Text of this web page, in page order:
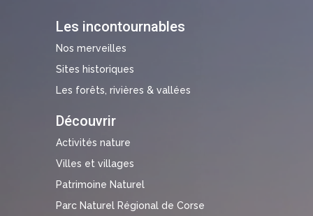
Les incontournables
Nos merveilles
Sites historiques
Les forêts, rivières & vallées
Découvrir
Activités nature
Villes et villages
Patrimoine Naturel
Parc Naturel Régional de Corse